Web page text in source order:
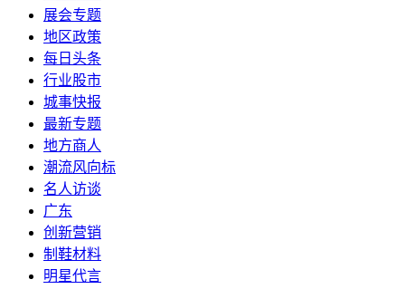
展会专题
地区政策
每日头条
行业股市
城事快报
最新专题
地方商人
潮流风向标
名人访谈
广东
创新营销
制鞋材料
明星代言